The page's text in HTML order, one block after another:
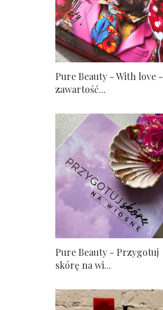
Pure Beauty - With love -
zawartość...
Pure Beauty - Przygotuj
skórę na wi...